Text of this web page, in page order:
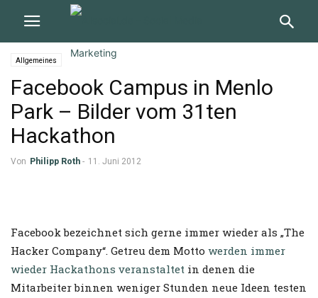
Allgemeines
Facebook Campus in Menlo
Park – Bilder vom 31ten
Hackathon
Von Philipp Roth - 11. Juni 2012
Facebook bezeichnet sich gerne immer wieder als „The
Hacker Company“. Getreu dem Motto werden immer
wieder Hackathons veranstaltet in denen die
Mitarbeiter binnen weniger Stunden neue Ideen testen